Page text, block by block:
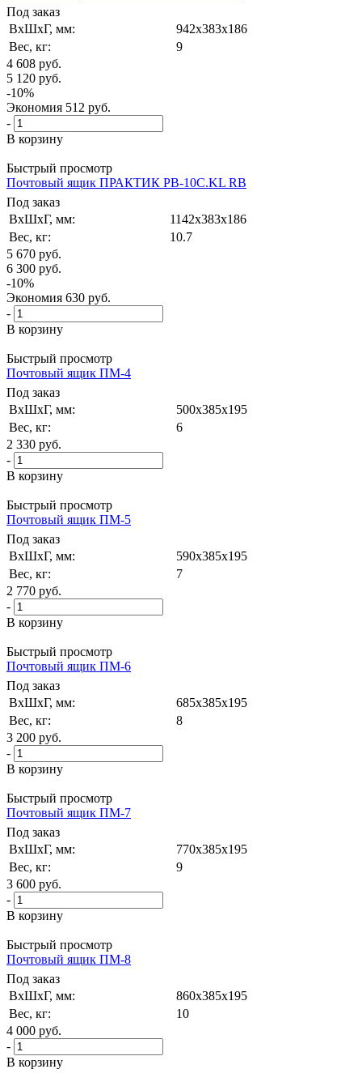
Под заказ
ВxШxГ, мм:
942x383x186
Вес, кг:
9
4 608 руб.
5 120 руб.
-10%
Экономия 512 руб.
-
В корзину
Быстрый просмотр
Почтовый ящик ПРАКТИК PB-10C.KL RВ
Под заказ
ВxШxГ, мм:
1142x383x186
Вес, кг:
10.7
5 670 руб.
6 300 руб.
-10%
Экономия 630 руб.
-
В корзину
Быстрый просмотр
Почтовый ящик ПМ-4
Под заказ
ВxШxГ, мм:
500x385x195
Вес, кг:
6
2 330 руб.
-
В корзину
Быстрый просмотр
Почтовый ящик ПМ-5
Под заказ
ВxШxГ, мм:
590x385x195
Вес, кг:
7
2 770 руб.
-
В корзину
Быстрый просмотр
Почтовый ящик ПМ-6
Под заказ
ВxШxГ, мм:
685x385x195
Вес, кг:
8
3 200 руб.
-
В корзину
Быстрый просмотр
Почтовый ящик ПМ-7
Под заказ
ВxШxГ, мм:
770x385x195
Вес, кг:
9
3 600 руб.
-
В корзину
Быстрый просмотр
Почтовый ящик ПМ-8
Под заказ
ВxШxГ, мм:
860x385x195
Вес, кг:
10
4 000 руб.
-
В корзину